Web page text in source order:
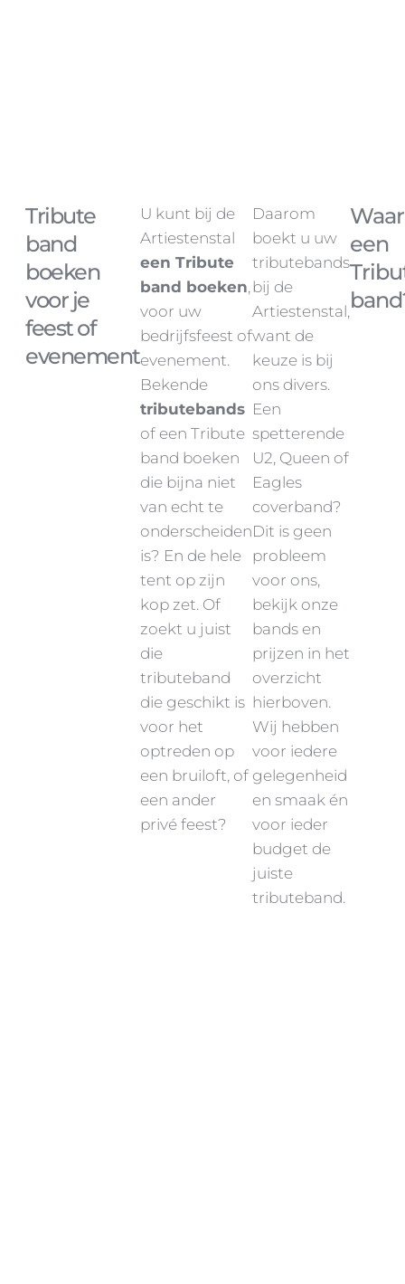
Tribute
band
boeken
voor je
feest of
evenement
U kunt bij de
Artiestenstal
een Tribute
band boeken,
voor uw
bedrijfsfeest of
evenement.
Bekende
tributebands
of een Tribute
band boeken
die bijna niet
van echt te
onderscheiden
is? En de hele
tent op zijn
kop zet. Of
zoekt u juist
die
tributeband
die geschikt is
voor het
optreden op
een bruiloft, of
een ander
privé feest?
Daarom
boekt u uw
tributebands
bij de
Artiestenstal,
want de
keuze is bij
ons divers.
Een
spetterende
U2, Queen of
Eagles
coverband?
Dit is geen
probleem
voor ons,
bekijk onze
bands en
prijzen in het
overzicht
hierboven.
Wij hebben
voor iedere
gelegenheid
en smaak én
voor ieder
budget de
juiste
tributeband.
een